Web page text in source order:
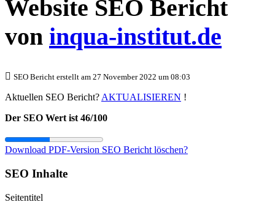
Website SEO Bericht
von inqua-institut.de
SEO Bericht erstellt am 27 November 2022 um 08:03
Aktuellen SEO Bericht? AKTUALISIEREN !
Der SEO Wert ist 46/100
Download PDF-Version SEO Bericht löschen?
SEO Inhalte
Seitentitel